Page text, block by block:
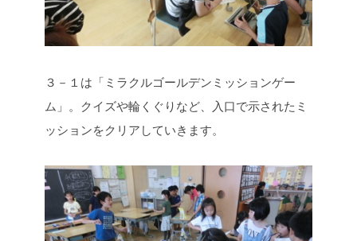
３－１は「ミラクルゴールデンミッションゲー
ム」。クイズや輪くぐりなど、入口で示されたミ
ッションをクリアしていきます。